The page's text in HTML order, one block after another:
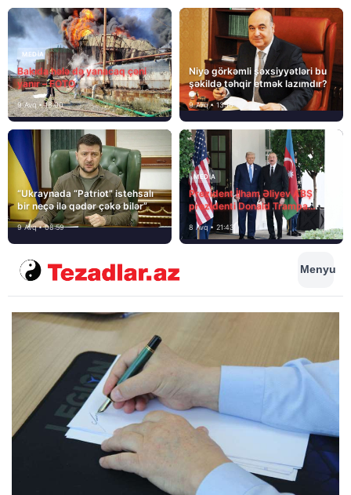
MEDİA
Bakıda hələ də yanacaq çəni
yanır – FOTO
9 Avq • 18:00
Niyə görkəmli şəxsiyyətləri bu
şəkildə təhqir etmək lazımdır?
9 Avq • 13:16
“Ukraynada “Patriot” istehsalı
bir neçə ilə qədər çəkə bilər”
9 Avq • 08:59
MEDİA
Prezident İlham Əliyev ABŞ
prezidenti Donald Trampa
məktubunda yazıb ki…
8 Avq • 21:43
Menyu